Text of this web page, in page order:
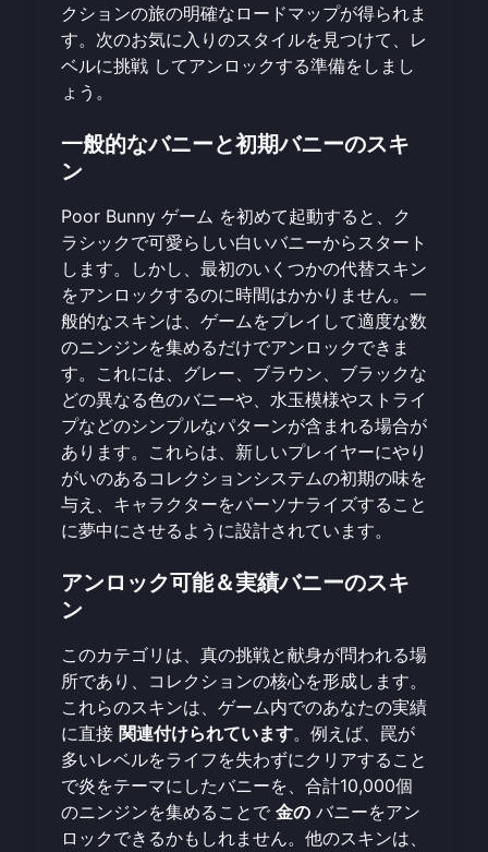
クションの旅の明確なロードマップが得られま
す。次のお気に入りのスタイルを見つけて、 レ
ベルに挑戦 してアンロックする準備をしまし
ょう。
一般的なバニーと初期バニーのスキ
ン
Poor Bunny ゲーム を初めて起動すると、ク
ラシックで可愛らしい白いバニーからスタート
します。しかし、最初のいくつかの代替スキン
をアンロックするのに時間はかかりません。一
般的なスキンは、ゲームをプレイして適度な数
のニンジンを集めるだけでアンロックできま
す。これには、グレー、ブラウン、ブラックな
どの異なる色のバニーや、水玉模様やストライ
プなどのシンプルなパターンが含まれる場合が
あります。これらは、新しいプレイヤーにやり
がいのあるコレクションシステムの初期の味を
与え、キャラクターをパーソナライズすること
に夢中にさせるように設計されています。
アンロック可能＆実績バニーのスキ
ン
このカテゴリは、真の挑戦と献身が問われる場
所であり、コレクションの核心を形成します。
これらのスキンは、ゲーム内でのあなたの実績
に直接 関連付けられています。例えば、罠が
多いレベルをライフを失わずにクリアすること
で炎をテーマにしたバニーを、合計10,000個
のニンジンを集めることで 金の バニーをアン
ロックできるかもしれません。他のスキンは、